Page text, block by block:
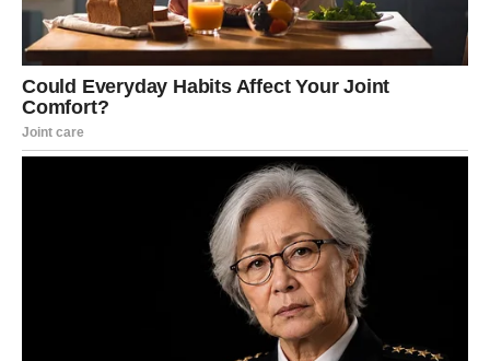
Mnogi Lavovi će tokom narednog perioda upoznati osobu
koja će imati veliki uticaj na njihov posao ili finansije.
Zvijezde vam poručuju da ne sumnjate toliko u sebe jer
upravo sada imate priliku pokazati koliko vrijedite.
Posebno će sreće imati Lavovi koji planiraju pokrenuti
nešto novo ili donijeti važnu poslovnu odluku.
Vrijeme je da prestanete čekati pravi trenutak jer on